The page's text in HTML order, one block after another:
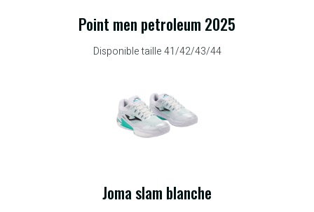
Point men petroleum 2025
Disponible taille 41/42/43/44
Joma slam blanche